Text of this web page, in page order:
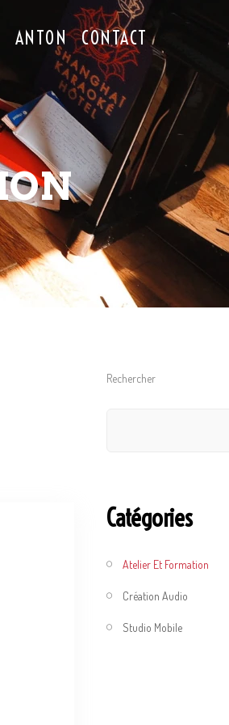
ANTON CONTACT
Rechercher
Catégories
Atelier Et Formation
Création Audio
Studio Mobile